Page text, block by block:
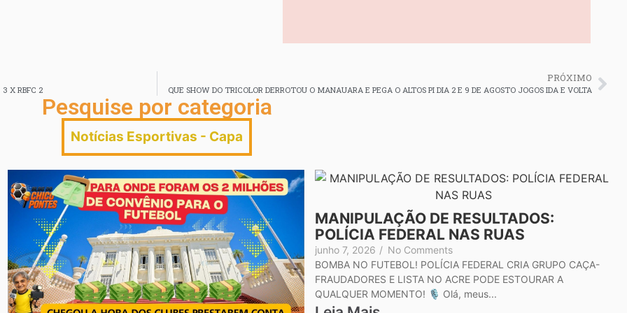
X RBFC 2
PRÓXIMO
QUE SHOW DO TRICOLOR DERROTOU O MANAUARA E PEGA O ALTOS PI DIA 2 E 9 DE AGOSTO JOGOS IDA E VOLTA
Pesquise por categoria
Notícias Esportivas - Capa
MANIPULAÇÃO DE RESULTADOS:
POLÍCIA FEDERAL NAS RUAS
junho 7, 2026 / No Comments
BOMBA NO FUTEBOL! POLÍCIA FEDERAL CRIA GRUPO CAÇA-
FRAUDADORES E LISTA NO ACRE PODE ESTOURAR A
QUALQUER MOMENTO! 🎙️ Olá, meus...